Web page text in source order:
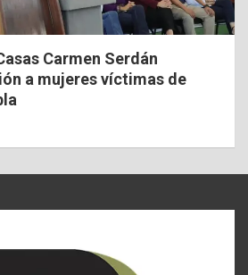
Carmen Serdán
a mujeres víctimas de